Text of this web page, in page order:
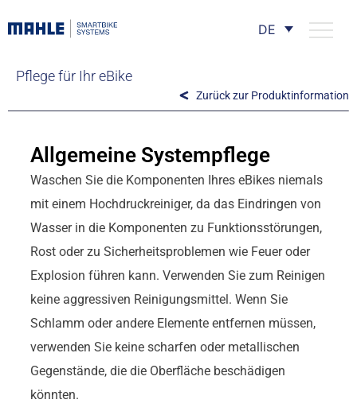
DE
Pflege für Ihr eBike
Zurück zur Produktinformation
Allgemeine Systempflege
Waschen Sie die Komponenten Ihres eBikes niemals
mit einem Hochdruckreiniger, da das Eindringen von
Wasser in die Komponenten zu Funktionsstörungen,
Rost oder zu Sicherheitsproblemen wie Feuer oder
Explosion führen kann. Verwenden Sie zum Reinigen
keine aggressiven Reinigungsmittel. Wenn Sie
Schlamm oder andere Elemente entfernen müssen,
verwenden Sie keine scharfen oder metallischen
Gegenstände, die die Oberfläche beschädigen
könnten.